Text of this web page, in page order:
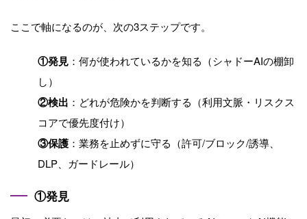
ここで軸になるのが、次の3ステップです。
①発見 ：何が使われているかを知る（シャドーAIの棚卸
し）
②検出 ：どれが危険かを判断する（利用文脈・リスクス
コアで優先度付け）
③保護 ：業務を止めずに守る（許可/ブロック/誘導、
DLP、ガードレール）
①発見